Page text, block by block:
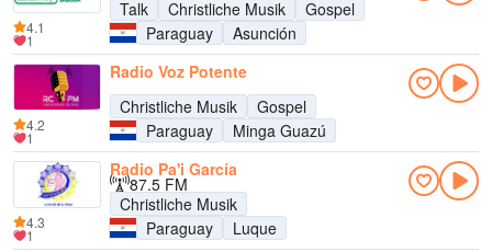
Talk
Christliche Musik
Gospel
Paraguay
Asunción
4.1
1
Radio Voz Potente
Christliche Musik
Gospel
Paraguay
Minga Guazú
4.2
1
Radio Pa'i García
87.5 FM
Christliche Musik
Paraguay
Luque
4.3
1